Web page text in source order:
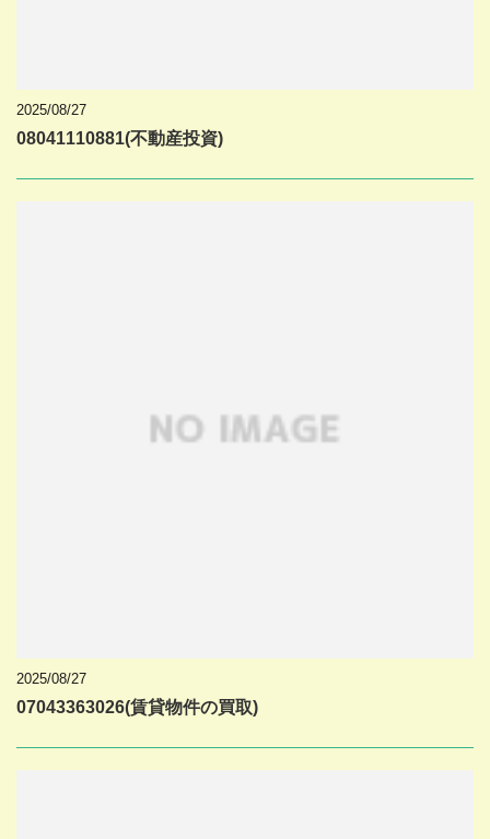
2025/08/27
08041110881(不動産投資)
2025/08/27
07043363026(賃貸物件の買取)